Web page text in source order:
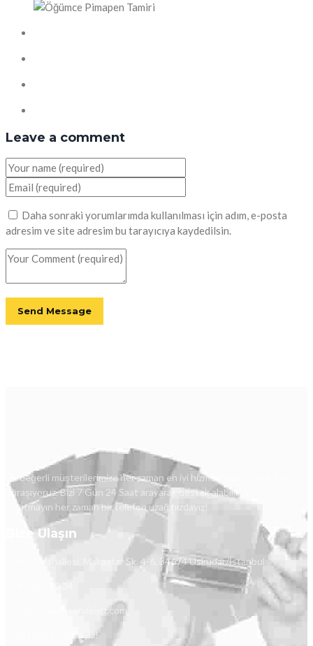
Leave a comment
Daha sonraki yorumlarımda kullanılması için adım, e-posta
adresim ve site adresim bu tarayıcıya kaydedilsin.
Siz değerli müşterilerimize her zaman en iyi hizmeti verebilmek için
uğraşıyoruz. Bizi 7 Gün 24 Saat arayarak destek alabilirsiniz.
Unutmayın her zaman bir telefon uzağınızdayız!
Bize Ulaşın
İcadiye Mahallesi, Makastar Sk. 4-6, 34674 Üsküdar/İstanbul
info@pimapenservisiyiz.com
7/24 Hizmetinizdeyiz!